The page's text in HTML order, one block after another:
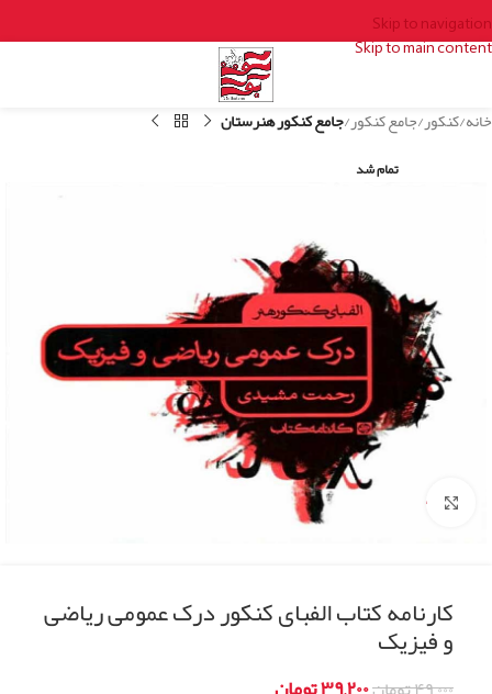
Skip to navigation
Skip to main content
خانه کنکور جامع کنکور جامع کنکور هنرستان
تمام شد
Click to enlarge
کارنامه کتاب الفبای کنکور درک عمومی ریاضی
و فیزیک